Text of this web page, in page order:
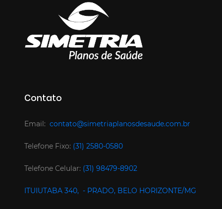
Contato
Email: contato@simetriaplanosdesaude.com.br
Telefone Fixo: (31) 2580-0580
Telefone Celular: (31) 98479-8902
ITUIUTABA 340, - PRADO, BELO HORIZONTE/MG